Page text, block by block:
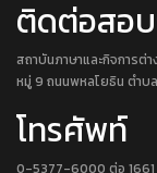
ติดต่อสอ
สถาบันภาษาและกิจการต่
หมู่ 9 ถนนพหลโยธิน ตำบ
โทรศัพท์